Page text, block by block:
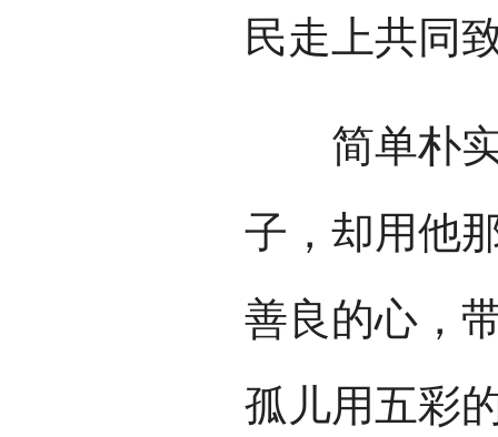
民走上共同
简单朴实
子，却用他
善良的心，
孤儿用五彩